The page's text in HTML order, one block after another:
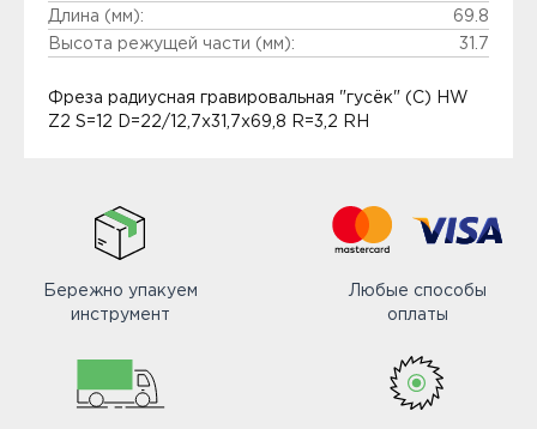
Длина (мм):
69.8
Высота режущей части (мм):
31.7
Фреза радиусная гравировальная "гусёк" (C) HW
Z2 S=12 D=22/12,7x31,7x69,8 R=3,2 RH
Бережно упакуем
инструмент
Любые способы
оплаты